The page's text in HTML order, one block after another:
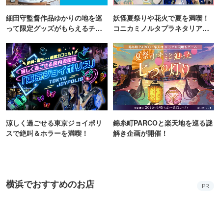
細田守監督作品ゆかりの地を巡
って限定グッズがもらえるチャ
妖怪夏祭りや花火で夏を満喫！
コニカミノルタプラネタリア
涼しく過ごせる東京ジョイポリ
スで絶叫＆ホラーを満喫！
錦糸町PARCOと楽天地を巡る謎
解き企画が開催！
横浜でおすすめのお店 PR